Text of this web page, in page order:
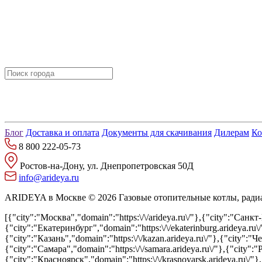
Блог Доставка и оплата Документы для скачивания Дилерам
8 800 222-05-73
Ростов-на-Дону, ул. Днепропетровская 50Д
info@arideya.ru
ARIDEYA в Москве © 2026 Газовые отопительные котлы,
[{"city":"Москва","domain":"https:\/\/arideya.ru\/"},{"city":"Санкт-Петербург","domain":"https:\/\/spb.arideya.ru\/"},{"city":"Новосибирск","domain":"https:\/\/novosibirsk.arideya.ru\/"},{"city":"Екатеринбург","domain":"https:\/\/ekaterinburg.arideya.ru\/"},{"city":"Нижний Новгород","domain":"https:\/\/nizhny-novgorod.arideya.ru\/"},{"city":"Казань","domain":"https:\/\/kazan.arideya.ru\/"},{"city":"Челябинск","domain":"https:\/\/chelyabinsk.arideya.ru\/"},{"city":"Омск","domain":"https:\/\/omsk.arideya.ru\/"},{"city":"Самара","domain":"https:\/\/samara.arideya.ru\/"},{"city":"Ростов-на-Дону","domain":"https:\/\/rostov-na-donu.arideya.ru\/"},{"city":"Уфа","domain":"https:\/\/ufa.arideya.ru\/"},{"city":"Красноярск","domain":"https:\/\/krasnoyarsk.arideya.ru\/"},{"city":"Пермь","domain":"https:\/\/perm.arideya.ru\/"},{"city":"Воронеж","domain":"https:\/\/voronezh.arideya.ru\/"},{"city":"Волгоград","domain":"https:\/\/volgograd.arideya.ru\/"},{"city":"Краснодар","domain":"https:\/\/krasnodar.arideya.ru\/"},{"city":"Саратов","domain":"https:\/\/saratov.arideya.ru\/"},{"city":"Тюмень","domain":"https:\/\/tyumen.arideya.ru\/"},{"city":"Тольятти","domain":"https:\/\/toliatti.arideya.ru\/"},{"city":"Ижевск","domain":"https:\/\/izhevsk.arideya.ru\/"},{"city":"Барнаул","domain":"https:\/\/barnaul.arideya.ru\/"},{"city":"Иркутск","domain":"https:\/\/irkutsk.arideya.ru\/"},{"city":"Ульяновск","domain":"https:\/\/ulianovsk.arideya.ru\/"},{"city":"Хабаровск","domain":"https:\/\/habarovsk.arideya.ru\/"},{"city":"Ярославль","domain":"https:\/\/yaroslavl.arideya.ru\/"},{"city":"Владивосток","domain":"https:\/\/vladivostok.arideya.ru\/"},{"city":"Махачкала","domain":"https:\/\/mahachkala.arideya.ru\/"},{"city":"Томск","domain":"https:\/\/tomsk.arideya.ru\/"},{"city":"Оренбург","domain":"https:\/\/orenburg.arideya.ru\/"},{"city":"Кемерово","domain":"https:\/\/kemerovo.arideya.ru\/"},{"city":"Новокузнецк","domain":"https:\/\/novokuznetsk.arideya.ru\/"},{"city":"Рязань","domain":"https:\/\/ryazan.arideya.ru\/"},{"city":"Астрахань","domain":"https:\/\/astrahan.arideya.ru\/"},{"city":"Набережные Челны","domain":"https:\/\/naberezhnye-chelny.arideya.ru\/"},{"city":"Пенза","domain":"https:\/\/penza.arideya.ru\/"},{"city":"Липецк","domain":"https:\/\/lipetsk.arideya.ru\/"},{"city":"Киров","domain":"https:\/\/kirov.arideya.ru\/"},{"city":"Чебоксары","domain":"https:\/\/cheboksary.arideya.ru\/"},{"city":"Тула","domain":"https:\/\/tula.arideya.ru\/"},{"city":"Калининград","domain":"https:\/\/kaliningrad.arideya.ru\/"},{"city":"Курск","domain":"https:\/\/kursk.arideya.ru\/"},{"city":"Улан-Удэ","domain":"https:\/\/ulan-ude.arideya.ru\/"},{"city":"Ставрополь","domain":"https:\/\/stavropol.arideya.ru\/"},{"city":"Севастополь","domain":"https:\/\/sevastopol.arideya.ru\/"},{"city":"Балашиха","domain":"https:\/\/balashiha.arideya.ru\/"},{"city":"Тверь","domain":"https:\/\/tver.arideya.ru\/"},{"city":"Магнитогорск","domain":"https:\/\/magnitogorsk.arideya.ru\/"},{"city":"Иваново","domain":"https:\/\/ivanovo.arideya.ru\/"},{"city":"Брянск","domain":"https:\/\/bryansk.arideya.ru\/"},{"city":"Сочи","domain":"https:\/\/sochi.arideya.ru\/"},{"city":"Белгород","domain":"https:\/\/belgorod.arideya.ru\/"},{"city":"Нижний Тагил","domain":"https:\/\/nizhny-tagil.arideya.ru\/"},{"city":"Владимир","domain":"https:\/\/vladimir.arideya.ru\/"},{"city":"Архангельск","domain":"https:\/\/arhangelsk.arideya.ru\/"},{"city":"Сургут","domain":"https:\/\/surgut.arideya.ru\/"},{"city":"Чита","domain":"https:\/\/chita.arideya.ru\/